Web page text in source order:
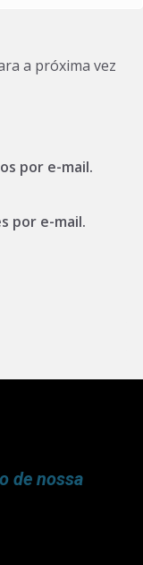
a próxima vez
por e-mail.
por e-mail.
de nossa